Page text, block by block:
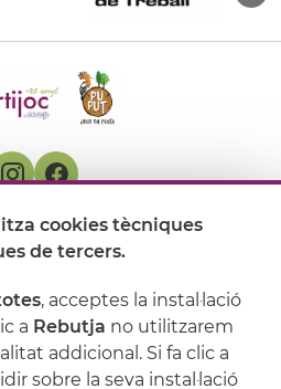
cookies tècniques
de tercers.
, acceptes la instal·lació
a Rebutja no utilitzarem
addicional. Si fa clic a
sobre la seva instal·lació